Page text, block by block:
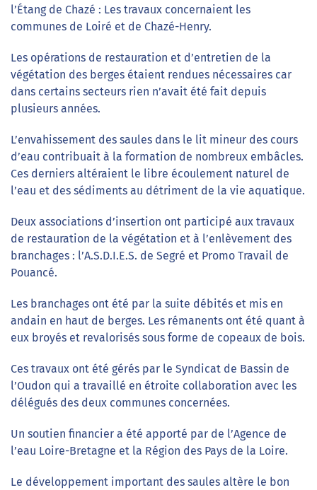
l’Étang de Chazé : Les travaux concernaient les
communes de Loiré et de Chazé-Henry.
Les opérations de restauration et d’entretien de la
végétation des berges étaient rendues nécessaires car
dans certains secteurs rien n’avait été fait depuis
plusieurs années.
L’envahissement des saules dans le lit mineur des cours
d’eau contribuait à la formation de nombreux embâcles.
Ces derniers altéraient le libre écoulement naturel de
l’eau et des sédiments au détriment de la vie aquatique.
Deux associations d’insertion ont participé aux travaux
de restauration de la végétation et à l’enlèvement des
branchages : l’A.S.D.I.E.S. de Segré et Promo Travail de
Pouancé.
Les branchages ont été par la suite débités et mis en
andain en haut de berges. Les rémanents ont été quant à
eux broyés et revalorisés sous forme de copeaux de bois.
Ces travaux ont été gérés par le Syndicat de Bassin de
l’Oudon qui a travaillé en étroite collaboration avec les
délégués des deux communes concernées.
Un soutien financier a été apporté par de l’Agence de
l’eau Loire-Bretagne et la Région des Pays de la Loire.
Le développement important des saules altère le bon